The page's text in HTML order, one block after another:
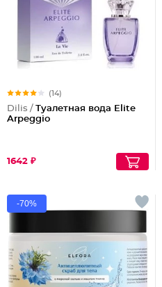
(14)
Dilis / Туалетная вода Elite
Arpeggio
1642 ₽
-70%